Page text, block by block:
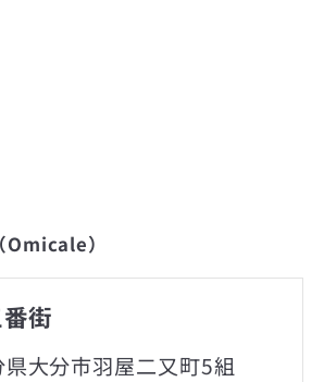
）
街
県大分市羽屋二又町5組